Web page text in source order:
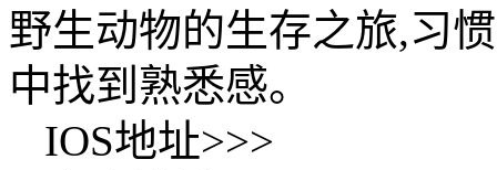
野生动物的生存之旅,习
中找到熟悉感。
IOS地址>>>